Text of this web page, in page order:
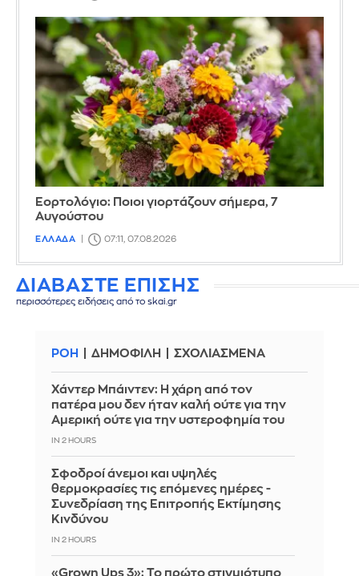
Εορτολόγιο: Ποιοι γιορτάζουν σήμερα, 7
Αυγούστου
ΕΛΛΑΔΑ 07:11, 07.08.2026
ΔΙΑΒΑΣΤΕ ΕΠΙΣΗΣ
περισσότερες ειδήσεις από το skai.gr
ΡΟΗ ΔΗΜΟΦΙΛΗ ΣΧΟΛΙΑΣΜΕΝΑ
Χάντερ Μπάιντεν: Η χάρη από τον
πατέρα μου δεν ήταν καλή ούτε για την
Αμερική ούτε για την υστεροφημία του
IN 2 HOURS
Σφοδροί άνεμοι και υψηλές
θερμοκρασίες τις επόμενες ημέρες -
Συνεδρίαση της Επιτροπής Εκτίμησης
Κινδύνου
IN 2 HOURS
«Grown Ups 3»: Το πρώτο στιγμιότυπο